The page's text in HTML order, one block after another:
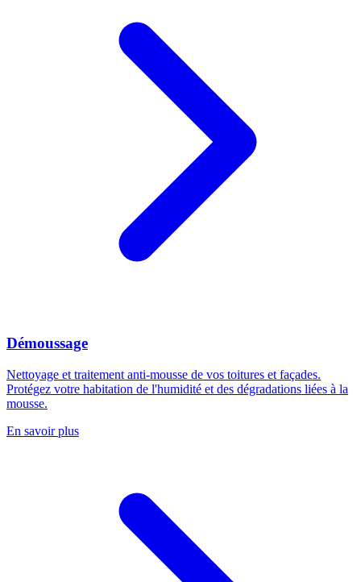
Démoussage
Nettoyage et traitement anti-mousse de vos toitures et façades.
Protégez votre habitation de l'humidité et des dégradations liées à la
mousse.
En savoir plus